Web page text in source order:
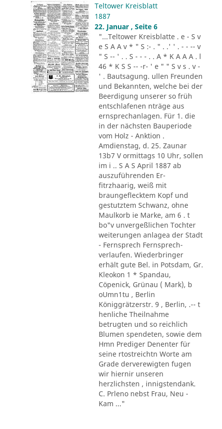
Teltower Kreisblatt
1887
22. Januar , Seite 6
"...Teltower Kreisblatte . e - S v
e S A A v * " S :- . " . .' ' . - - -- v
" S -- ' . . S - - - . . A * K A A A . l
46 * K S S -- -r- ' e " " S v s . v -
' . Bautsagung. ullen Freunden
und Bekannten, welche bei der
Beerdigung unserer so früh
entschlafenen nträge aus
ernsprechanlagen. Für 1. die
in der nächsten Bauperiode
vom Holz - Anktion .
Amdienstag, d. 25. Zaunar
13b7 V ormittags 10 Uhr, sollen
im i .. S A S April 1887 ab
auszuführenden Er-
fitrzhaarig, weiß mit
braungeflecktem Kopf und
gestutztem Schwanz, ohne
Maulkorb ie Marke, am 6 . t
bo"v unvergeßlichen Tochter
weiterungen anlagea der Stadt
- Fernsprech Fernsprech-
verlaufen. Wiederbringer
erhält gute Bel. in Potsdam, Gr.
Kleokon 1 * Spandau,
Cöpenick, Grünau ( Mark), b
oUmn1tu , Berlin
Königgrätzerstr. 9 , Berlin, .-- t
henliche Theilnahme
betrugten und so reichlich
Blumen spendeten, sowie dem
Hmn Prediger Denenter für
seine rtostreichtn Worte am
Grade derverewigten fugen
wir hiernir unseren
herzlichsten , innigstendank.
C. Prleno nebst Frau, Neu -
Kam ..."